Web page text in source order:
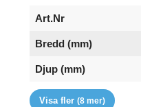
Art.Nr
Bredd (mm)
Djup (mm)
EAN
Färg
Glastyp
Handtag
Höjd (mm)
RSK
Serie
Varumärke
Visa fler(8 mer)